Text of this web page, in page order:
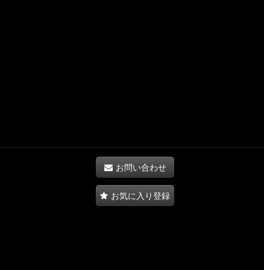
お問い合わせ
お気に入り登録